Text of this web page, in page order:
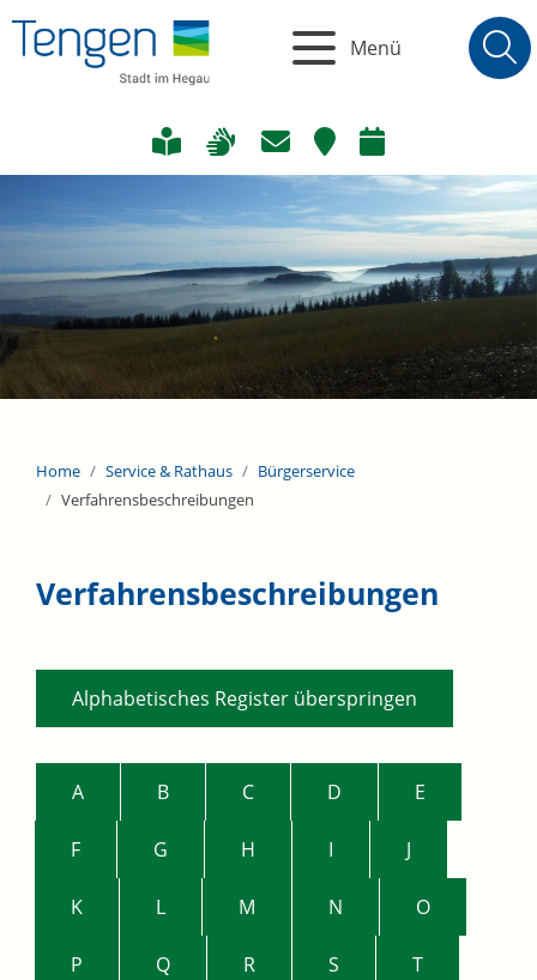
Menü
Home Service & Rathaus
Bürgerservice
Verfahrensbeschreibungen
Verfahrensbeschreibungen
Alphabetisches Register überspringen
A B C D E
F G H I J
K L M N O
P Q R S T